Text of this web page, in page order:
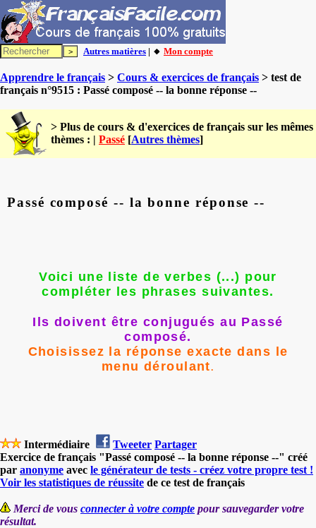
Autres matières | 🔸 Mon compte
Apprendre le français > Cours & exercices de français > test de
français n°9515 : Passé composé -- la bonne réponse --
> Plus de cours & d'exercices de français sur les mêmes
thèmes : | Passé [Autres thèmes]
Passé composé -- la bonne réponse --
Voici une liste de verbes (...) pour
compléter les phrases suivantes.
Ils doivent être conjugués au Passé
composé.
Choisissez la réponse exacte dans le
menu déroulant.
Intermédiaire Tweeter Partager
Exercice de français "Passé composé -- la bonne réponse --" créé
par anonyme avec le générateur de tests - créez votre propre test !
Voir les statistiques de réussite de ce test de français
Merci de vous connecter à votre compte pour sauvegarder votre
résultat.